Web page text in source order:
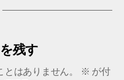
残す
はありません。 ※ が付